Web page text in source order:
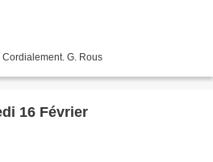
G. Rous
16 Février